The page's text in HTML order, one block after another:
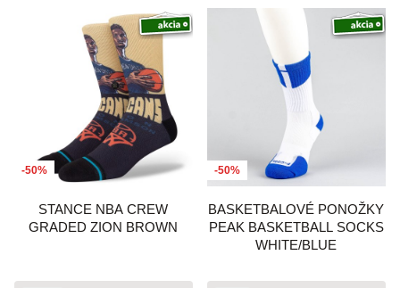
-50%
STANCE NBA CREW
GRADED ZION BROWN
-50%
BASKETBALOVÉ PONOŽKY
PEAK BASKETBALL SOCKS
WHITE/BLUE